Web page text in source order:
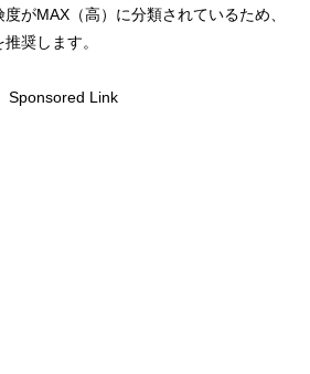
がMAX（高）に分類されているため、
奨します。
Sponsored Link